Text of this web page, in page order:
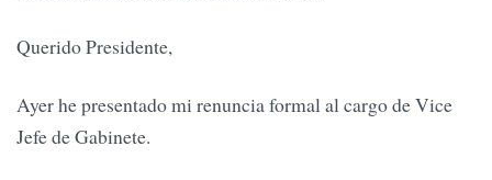
Querido Presidente,
Ayer he presentado mi renuncia formal al cargo de Vice
Jefe de Gabinete.